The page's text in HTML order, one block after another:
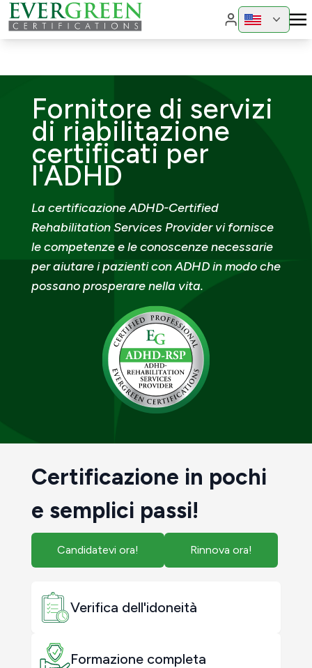
Cambia
Fornitore di servizi
di riabilitazione
certificati per
l'ADHD
La certificazione ADHD-Certified
Rehabilitation Services Provider vi fornisce
le competenze e le conoscenze necessarie
per aiutare i pazienti con ADHD in modo che
possano prosperare nella vita.
Certificazione in pochi
e semplici passi!
Candidatevi ora! Rinnova ora!
Verifica dell'idoneità
Formazione completa